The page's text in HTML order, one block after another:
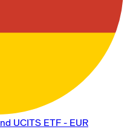
UCITS ETF - EUR